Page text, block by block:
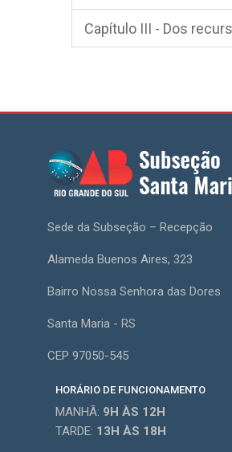
Capítulo III - Dos
Sede da Subseção – Recepção
Alameda Buenos Aires, 323
Bairro Nossa Senhora das Dores
Santa Maria - RS
CEP 97050-545
HORÁRIO DE FUNCIONAMENTO
MANHÃ: 9H ÀS 12H
TARDE: 13H ÀS 18H